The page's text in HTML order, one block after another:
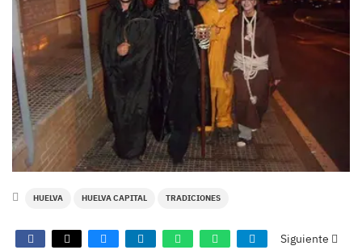
HUELVA HUELVA CAPITAL TRADICIONES
Siguiente